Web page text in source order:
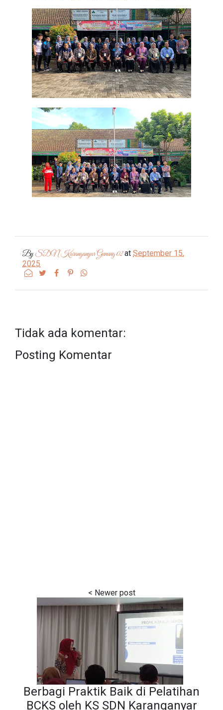
BySDN Karanganyar Gunung 02at September 15,
2025
Tidak ada komentar:
Posting Komentar
Berbagi Praktik Baik di Pelatihan
BCKS oleh KS SDN Karanganyar